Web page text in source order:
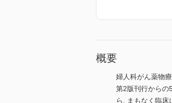
概要
婦人科がん薬物
第2版刊行からの
ら, まもなく臨床